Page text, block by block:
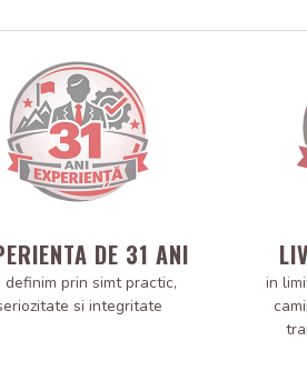
DE 31 ANI
definim prin simt practic,
si integritate
in